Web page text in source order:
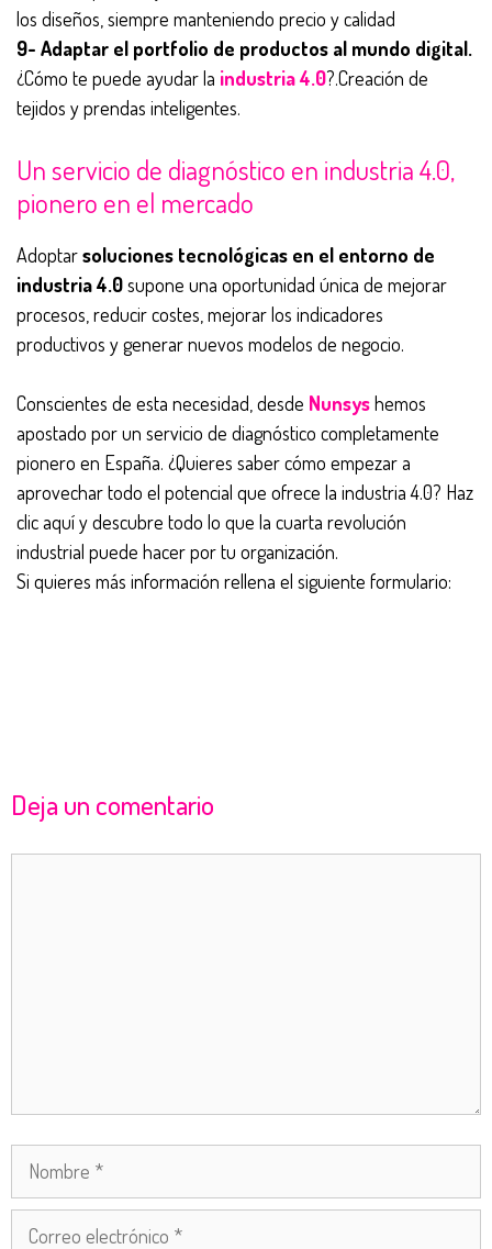
los diseños, siempre manteniendo precio y calidad
9- Adaptar el portfolio de productos al mundo digital.
¿Cómo te puede ayudar la industria 4.0?.Creación de
tejidos y prendas inteligentes.
Un servicio de diagnóstico en industria 4.0,
pionero en el mercado
Adoptarsoluciones tecnológicas en el entorno de
industria 4.0supone una oportunidad única de mejorar
procesos, reducir costes, mejorar los indicadores
productivos y generar nuevos modelos de negocio.
Conscientes de esta necesidad, desde Nunsyshemos
apostado por un servicio de diagnóstico completamente
pionero en España. ¿Quieres saber cómo empezar a
aprovechar todo el potencial que ofrece la industria 4.0? Haz
clic aquí y descubre todo lo que la cuarta revolución
industrial puede hacer por tu organización.
Si quieres más información rellena el siguiente formulario:
Deja un comentario
Comentario
Nombre
Correo